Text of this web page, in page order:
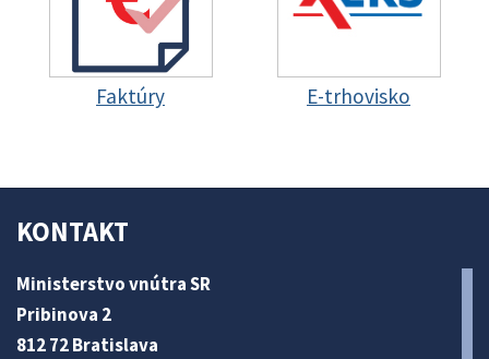
Faktúry E-trhovisko
KONTAKT
Ministerstvo vnútra SR
Pribinova 2
812 72 Bratislava